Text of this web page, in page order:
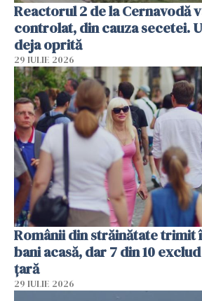
Reactorul 2 de la Cernavodă
controlat, din cauza secetei.
deja oprită
29 IULIE 2026
Românii din străinătate trimit
bani acasă, dar 7 din 10
țară
29 IULIE 2026